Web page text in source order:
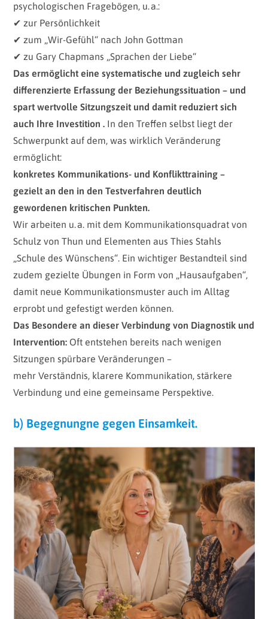
psychologischen Fragebögen, u. a.:
✔ zur Persönlichkeit
✔ zum „Wir-Gefühl“ nach John Gottman
✔ zu Gary Chapmans „Sprachen der Liebe“
Das ermöglicht eine systematische und zugleich sehr
differenzierte Erfassung der Beziehungssituation – und
spart wertvolle Sitzungszeit und damit reduziert sich
auch Ihre Investition . In den Treffen selbst liegt der
Schwerpunkt auf dem, was wirklich Veränderung
ermöglicht:
konkretes Kommunikations- und Konflikttraining –
gezielt an den in den Testverfahren deutlich
gewordenen kritischen Punkten.
Wir arbeiten u. a. mit dem Kommunikationsquadrat von
Schulz von Thun und Elementen aus Thies Stahls
„Schule des Wünschens“. Ein wichtiger Bestandteil sind
zudem gezielte Übungen in Form von „Hausaufgaben“,
damit neue Kommunikationsmuster auch im Alltag
erprobt und gefestigt werden können.
Das Besondere an dieser Verbindung von Diagnostik und
Intervention: Oft entstehen bereits nach wenigen
Sitzungen spürbare Veränderungen –
mehr Verständnis, klarere Kommunikation, stärkere
Verbindung und eine gemeinsame Perspektive.
b) Begegnungne gegen Einsamkeit.